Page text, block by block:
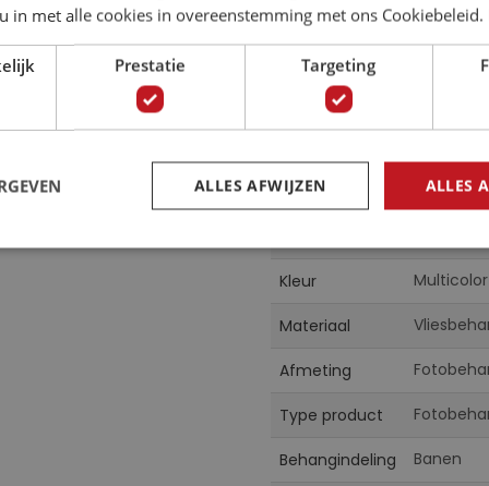
uw kamer om te
Specificaties
Meer
informatie
EAN
Kleur Multicolor
Materiaal
Afmeting
Type product
Behangindeling Banen
in met alle cookies in overeenstemming met ons Cookiebeleid.
Prestatie Targeting
ALLES
ALLES AFWIJZEN